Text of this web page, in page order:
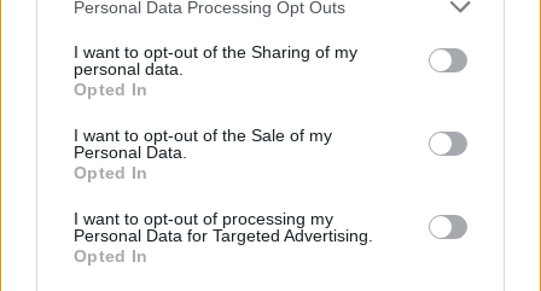
not limited to your visit or usage behaviour. You may click to
grant or deny consent to Google and its third-party tags to
use your data for below specified purposes in below Google
consent section.
Personal Data Processing Opt Outs
I want to opt-out of the Sharing of my
personal data.
Opted In
I want to opt-out of the Sale of my
Personal Data.
Opted In
I want to opt-out of processing my
Personal Data for Targeted Advertising.
Opted In
BULVÁR #VISVÁDER TAMÁS
SZÜLETÉSNAP